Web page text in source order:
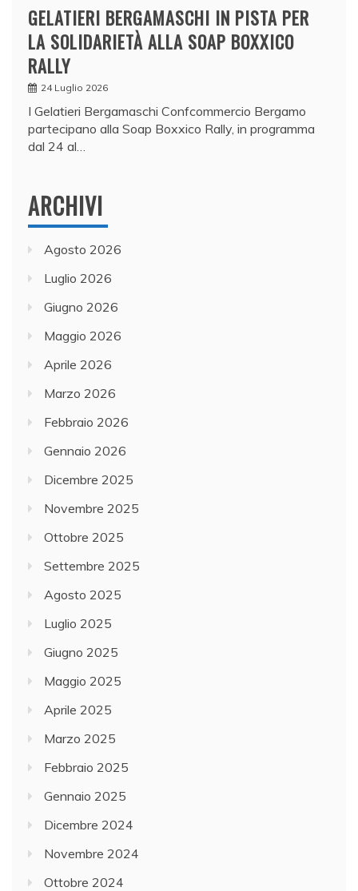
GELATIERI BERGAMASCHI IN PISTA PER
LA SOLIDARIETÀ ALLA SOAP BOXXICO
RALLY
24 Luglio 2026
I Gelatieri Bergamaschi Confcommercio Bergamo
partecipano alla Soap Boxxico Rally, in programma
dal 24 al…
ARCHIVI
Agosto 2026
Luglio 2026
Giugno 2026
Maggio 2026
Aprile 2026
Marzo 2026
Febbraio 2026
Gennaio 2026
Dicembre 2025
Novembre 2025
Ottobre 2025
Settembre 2025
Agosto 2025
Luglio 2025
Giugno 2025
Maggio 2025
Aprile 2025
Marzo 2025
Febbraio 2025
Gennaio 2025
Dicembre 2024
Novembre 2024
Ottobre 2024